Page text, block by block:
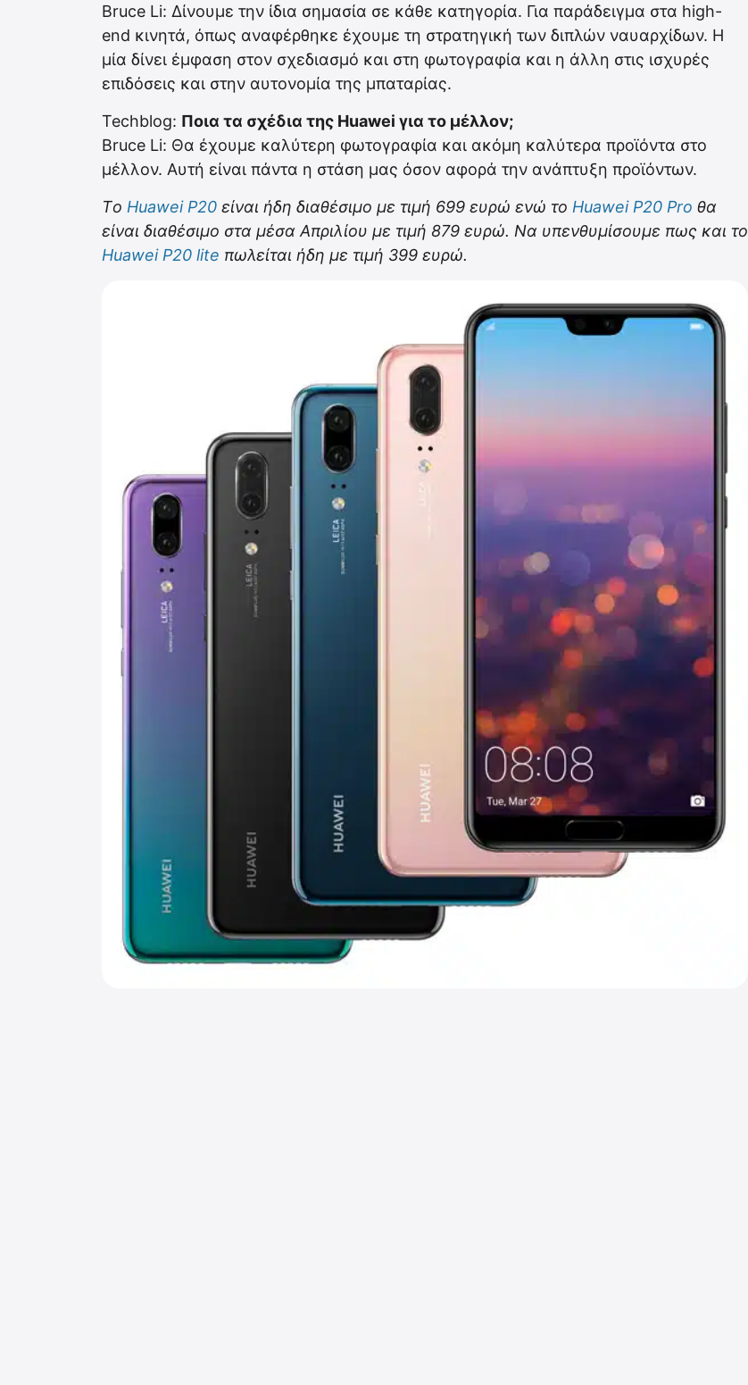
Bruce Li: Δίνουμε την ίδια σημασία σε κάθε κατηγορία. Για παράδειγμα στα high-
end κινητά, όπως αναφέρθηκε έχουμε τη στρατηγική των διπλών ναυαρχίδων. Η
μία δίνει έμφαση στον σχεδιασμό και στη φωτογραφία και η άλλη στις ισχυρές
επιδόσεις και στην αυτονομία της μπαταρίας.
Techblog: Ποια τα σχέδια της Huawei για το μέλλον;
Bruce Li: Θα έχουμε καλύτερη φωτογραφία και ακόμη καλύτερα προϊόντα στο
μέλλον. Αυτή είναι πάντα η στάση μας όσον αφορά την ανάπτυξη προϊόντων.
Τo Huawei P20 είναι ήδη διαθέσιμο με τιμή 699 ευρώ ενώ το Huawei P20 Pro θα
είναι διαθέσιμο στα μέσα Απριλίου με τιμή 879 ευρώ. Να υπενθυμίσουμε πως και το
Huawei P20 lite πωλείται ήδη με τιμή 399 ευρώ.